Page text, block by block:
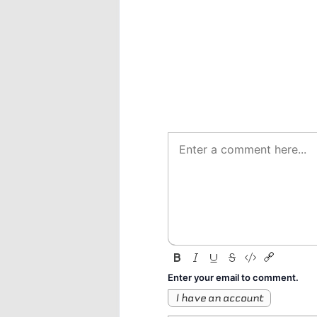
Enter your email to comment.
I have an account